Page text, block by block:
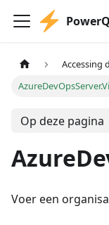
Accessing
Op deze pagina
Voer een